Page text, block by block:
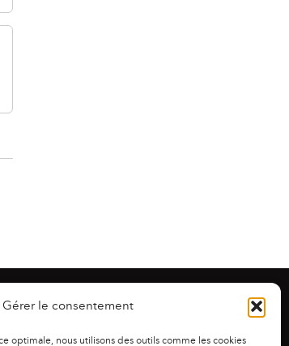
Gérer le consentement
optimale, nous utilisons des outils comme les cookies